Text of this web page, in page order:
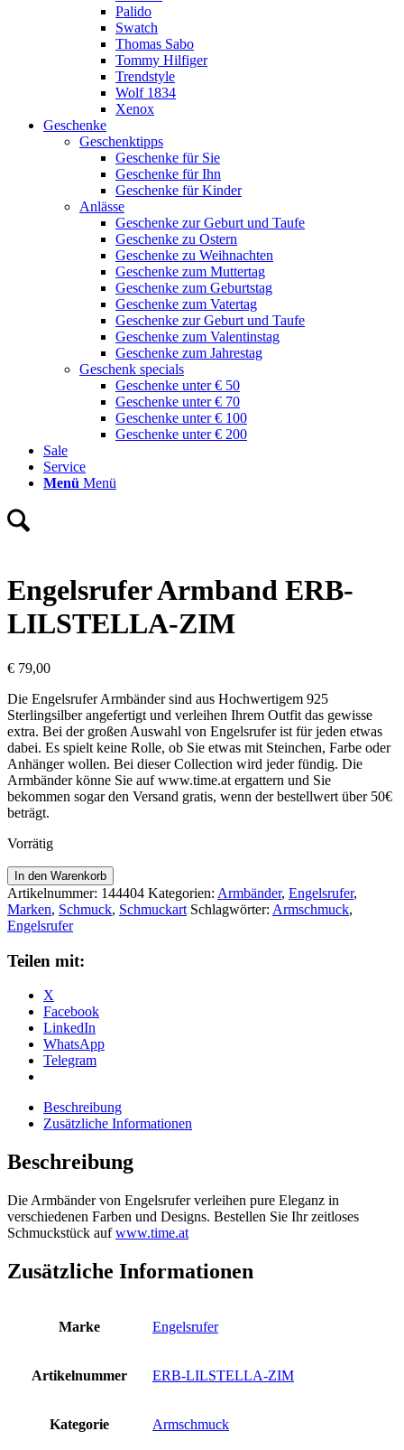
Palido
Swatch
Thomas Sabo
Tommy Hilfiger
Trendstyle
Wolf 1834
Xenox
Geschenke
Geschenktipps
Geschenke für Sie
Geschenke für Ihn
Geschenke für Kinder
Anlässe
Geschenke zur Geburt und Taufe
Geschenke zu Ostern
Geschenke zu Weihnachten
Geschenke zum Muttertag
Geschenke zum Geburtstag
Geschenke zum Vatertag
Geschenke zur Geburt und Taufe
Geschenke zum Valentinstag
Geschenke zum Jahrestag
Geschenk specials
Geschenke unter € 50
Geschenke unter € 70
Geschenke unter € 100
Geschenke unter € 200
Sale
Service
Menü Menü
Engelsrufer Armband ERB-
LILSTELLA-ZIM
€ 79,00
Die Engelsrufer Armbänder sind aus Hochwertigem 925
Sterlingsilber angefertigt und verleihen Ihrem Outfit das gewisse
extra. Bei der großen Auswahl von Engelsrufer ist für jeden etwas
dabei. Es spielt keine Rolle, ob Sie etwas mit Steinchen, Farbe oder
Anhänger wollen. Bei dieser Collection wird jeder fündig. Die
Armbänder könne Sie auf www.time.at ergattern und Sie
bekommen sogar den Versand gratis, wenn der bestellwert über 50€
beträgt.
Vorrätig
Engelsrufer
Armband
ERB-
LILSTELLA-
ZIM
Menge
In den Warenkorb
Artikelnummer: 144404 Kategorien: Armbänder, Engelsrufer,
Marken, Schmuck, Schmuckart Schlagwörter: Armschmuck,
Engelsrufer
Teilen mit:
X
Facebook
LinkedIn
WhatsApp
Telegram
Beschreibung
Zusätzliche Informationen
Beschreibung
Die Armbänder von Engelsrufer verleihen pure Eleganz in
verschiedenen Farben und Designs. Bestellen Sie Ihr zeitloses
Schmuckstück aufwww.time.at
Zusätzliche Informationen
Marke Engelsrufer
Artikelnummer ERB-LILSTELLA-ZIM
Kategorie Armschmuck